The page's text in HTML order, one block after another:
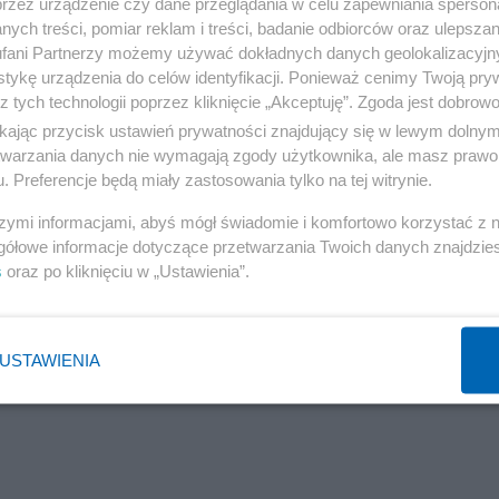
im. T. Marciniaka we Wrocławiu trafiło siedmiu
żołądkowo-jelitowy po zjedzeniu grzybów. Trzech
który jest śmiertelną trucizną. Stan
treści, pomiar reklam i treści, badanie odbiorców oraz
Partnerzy możemy używać dokładnych danych
urządzenia do celów identyfikacji. Ponieważ cenimy Twoją
tych technologii poprzez kliknięcie „Akceptuję”. Zgoda jest
przycisk ustawień prywatności znajdujący się w lewym
danych nie wymagają zgody użytkownika, ale masz
Preferencje będą miały zastosowania tylko na tej witrynie.
informacjami, abyś mógł świadomie i komfortowo korzystać z
informacje dotyczące przetwarzania Twoich danych
oraz po kliknięciu w „Ustawienia”.
USTAWIENIA